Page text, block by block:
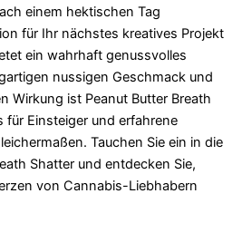
einem hektischen Tag
für Ihr nächstes kreatives Projekt
ein wahrhaft genussvolles
nussigen Geschmack und
Wirkung ist Peanut Butter Breath
für Einsteiger und erfahrene
Tauchen Sie ein in die
Shatter und entdecken Sie,
von Cannabis-Liebhabern